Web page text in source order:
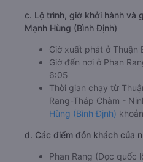
c. Lộ trình, giờ khởi hành và
Mạnh Hùng (Bình Định)
Giờ xuất phát ở Thuận
Giờ đến nơi ở Phan
6:05
Thời gian chạy từ
Rang-Tháp Chàm -
Hùng (Bình Định)
d. Các điểm đón khách của
Phan Rang (Dọc quốc